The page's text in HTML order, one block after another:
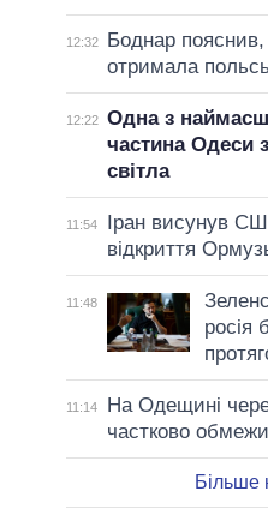
12:32
Боднар пояснив,
отримала
12:22 Одна з
частина Одеси
світла
11:54
Іран висунув
відкриття
11:48
росія
11:14
На Одещині
частково
Більше